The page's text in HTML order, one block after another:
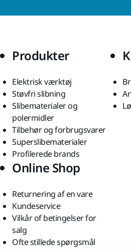
Produkter
Elektrisk værktøj
Støvfri slibning
Slibematerialer og
polermidler
Tilbehør og forbrugsvarer
Superslibematerialer
Profilerede brands
Online Shop
Returnering af en vare
Kundeservice
Vilkår of betingelser for
salg
Ofte stillede spørgsmål